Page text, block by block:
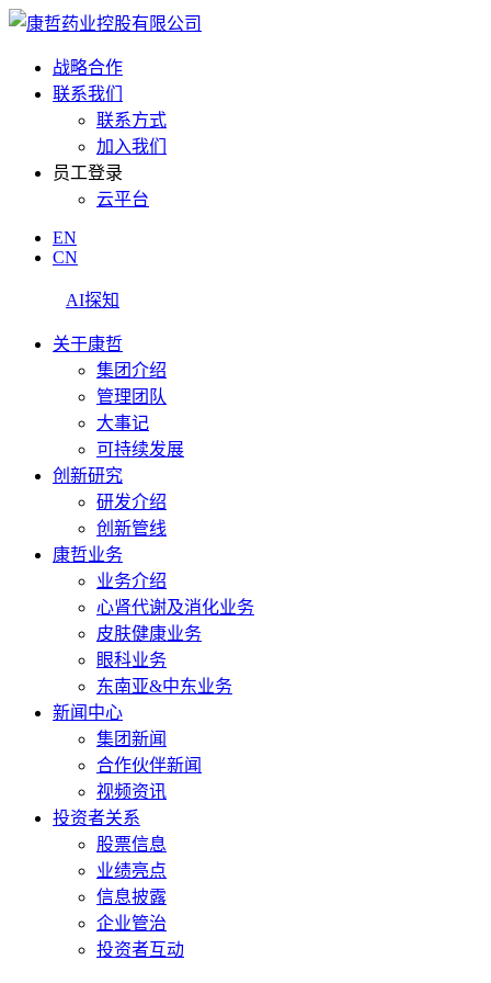
战略合作
联系我们
联系方式
加入我们
员工登录
云平台
EN
CN
AI探知
关于康哲
集团介绍
管理团队
大事记
可持续发展
创新研究
研发介绍
创新管线
康哲业务
业务介绍
心肾代谢及消化业务
皮肤健康业务
眼科业务
东南亚&中东业务
新闻中心
集团新闻
合作伙伴新闻
视频资讯
投资者关系
股票信息
业绩亮点
信息披露
企业管治
投资者互动